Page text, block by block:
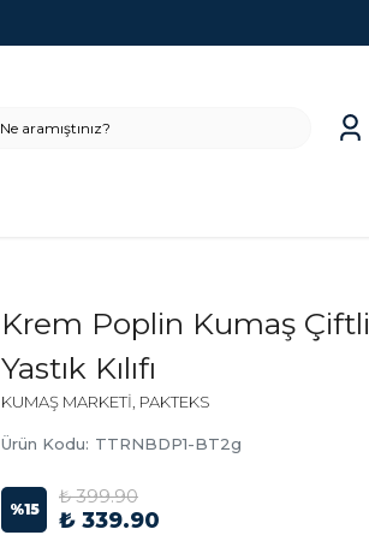
Krem Poplin Kumaş Çiftli
Yastık Kılıfı
KUMAŞ MARKETİ, PAKTEKS
Ürün Kodu: TTRNBDP1-BT2g
%15
₺ 399.90
₺ 339.90